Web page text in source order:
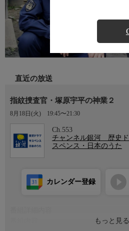
直近の放送
指紋捜査官・塚原宇平の神業２
8月18日(火) 19:45〜21:30
Ch.553
チャンネル銀河 歴史
スペンス・日本のうた
もっと見る
カレンダー登録